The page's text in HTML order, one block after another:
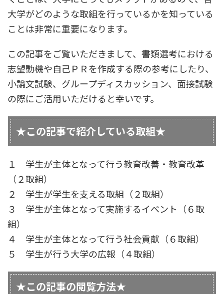
大学がどのような取組を行っているかを知っている
ことは非常に重要になります。
この記事をご覧いただきまして、書類選考における
志望動機や自己ＰＲを作成する際の参考にしたり、
小論文試験、グループディスカッション、面接試験
の際にご活用いただけると幸いです。
★この記事で紹介している取組★
１ 学生が主体となって行う教育改善・教育改革
（２取組）
２ 学生が学生を支える取組（２取組）
３ 学生が主体となって実施するイベント（６取
組）
４ 学生が主体となって行う社会貢献（６取組）
５ 学生が行う大学の広報（４取組）
★この記事の閲覧方法★